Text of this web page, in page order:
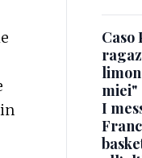
Caso
miei"
I